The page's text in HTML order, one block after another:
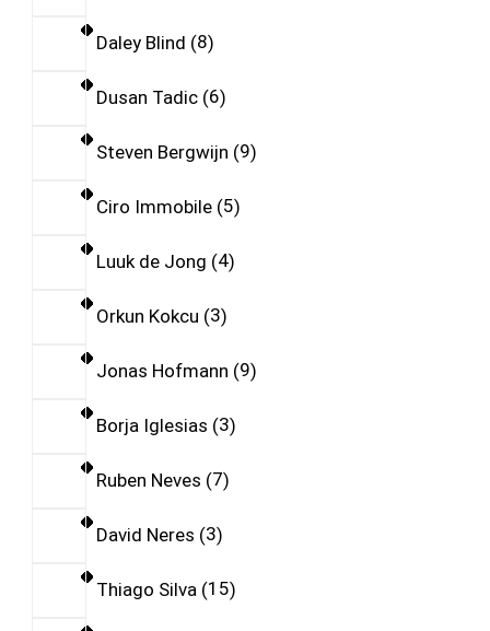
Daley Blind 8
Dusan Tadic 6
Steven Bergwijn 9
Ciro Immobile 5
Luuk de Jong 4
Orkun Kokcu 3
Jonas Hofmann 9
Borja Iglesias 3
Ruben Neves 7
David Neres 3
Thiago Silva 15